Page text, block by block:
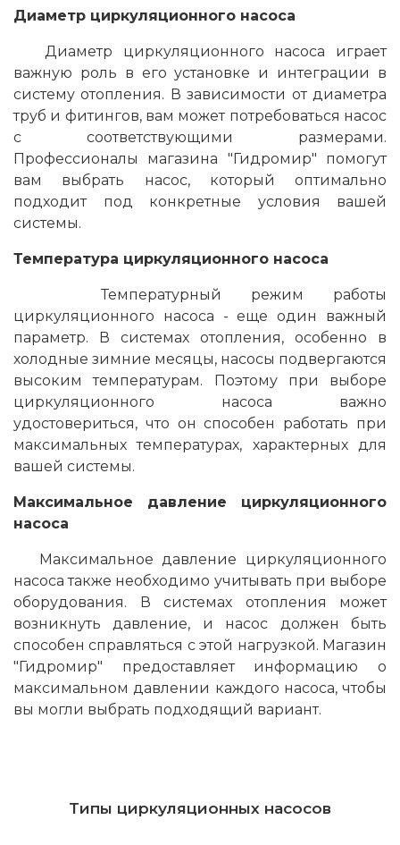
Диаметр циркуляционного насоса
Диаметр циркуляционного насоса играет
важную роль в его установке и интеграции в
систему отопления. В зависимости от диаметра
труб и фитингов, вам может потребоваться насос
с соответствующими размерами.
Профессионалы магазина "Гидромир" помогут
вам выбрать насос, который оптимально
подходит под конкретные условия вашей
системы.
Температура циркуляционного насоса
Температурный режим работы
циркуляционного насоса - еще один важный
параметр. В системах отопления, особенно в
холодные зимние месяцы, насосы подвергаются
высоким температурам. Поэтому при выборе
циркуляционного насоса важно
удостовериться, что он способен работать при
максимальных температурах, характерных для
вашей системы.
Максимальное давление циркуляционного
насоса
Максимальное давление циркуляционного
насоса также необходимо учитывать при выборе
оборудования. В системах отопления может
возникнуть давление, и насос должен быть
способен справляться с этой нагрузкой. Магазин
"Гидромир" предоставляет информацию о
максимальном давлении каждого насоса, чтобы
вы могли выбрать подходящий вариант.
Типы циркуляционных насосов